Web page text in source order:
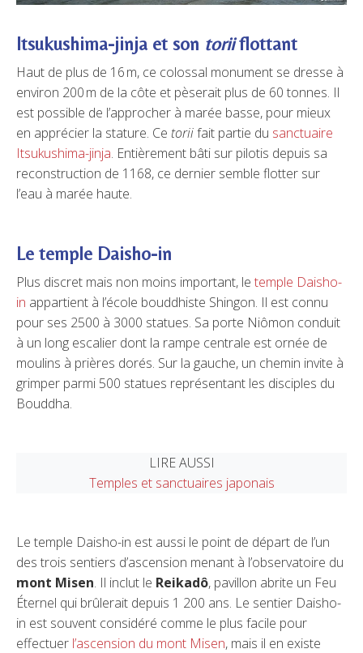
Itsukushima-jinja et son toriiflottant
Haut de plus de 16 m, ce colossal monument se dresse à
environ 200 m de la côte et pèserait plus de 60 tonnes. Il
est possible de l’approcher à marée basse, pour mieux
en apprécier la stature. Ce toriifait partie du sanctuaire
Itsukushima-jinja. Entièrement bâti sur pilotis depuis sa
reconstruction de 1168, ce dernier semble flotter sur
l’eau à marée haute.
Le temple Daisho-in
Plus discret mais non moins important, le temple Daisho-
in appartient à l’école bouddhiste Shingon. Il est connu
pour ses 2500 à 3000 statues. Sa porte Niômon conduit
à un long escalier dont la rampe centrale est ornée de
moulins à prières dorés. Sur la gauche, un chemin invite à
grimper parmi 500 statues représentant les disciples du
Bouddha.
LIRE AUSSI
Temples et sanctuaires japonais
Le temple Daisho-in est aussi le point de départ de l’un
des trois sentiers d’ascension menant à l’observatoire du
mont Misen. Il inclut le Reikadô, pavillon abrite un Feu
Éternel qui brûlerait depuis 1 200 ans. Le sentier Daisho-
in est souvent considéré comme le plus facile pour
effectuer l’ascension du mont Misen, mais il en existe